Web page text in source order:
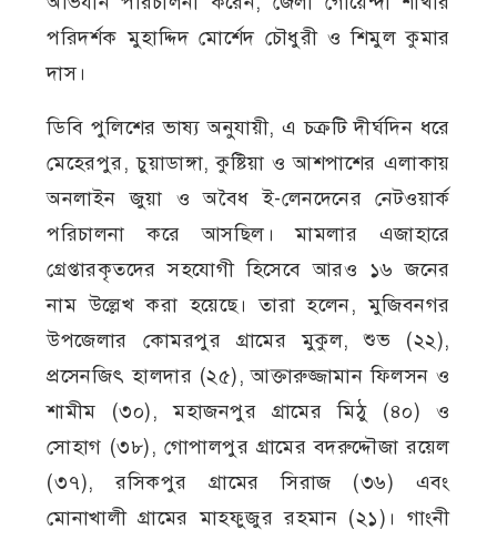
পরিদর্শক মুহাদ্দিদ মোর্শেদ চৌধুরী ও শিমুল কুমার
দাস।
ডিবি পুলিশের ভাষ্য অনুযায়ী, এ চক্রটি দীর্ঘদিন ধরে
মেহেরপুর, চুয়াডাঙ্গা, কুষ্টিয়া ও আশপাশের এলাকায়
অনলাইন জুয়া ও অবৈধ ই-লেনদেনের নেটওয়ার্ক
পরিচালনা করে আসছিল। মামলার এজাহারে
গ্রেপ্তারকৃতদের সহযোগী হিসেবে আরও ১৬ জনের
নাম উল্লেখ করা হয়েছে। তারা হলেন, মুজিবনগর
উপজেলার কোমরপুর গ্রামের মুকুল, শুভ (২২),
প্রসেনজিৎ হালদার (২৫), আক্তারুজ্জামান ফিলসন ও
শামীম (৩০), মহাজনপুর গ্রামের মিঠু (৪০) ও
সোহাগ (৩৮), গোপালপুর গ্রামের বদরুদ্দৌজা রয়েল
(৩৭), রসিকপুর গ্রামের সিরাজ (৩৬) এবং
মোনাখালী গ্রামের মাহফুজুর রহমান (২১)। গাংনী